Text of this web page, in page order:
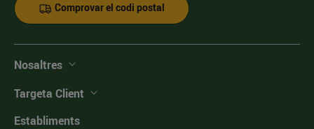
Comprovar el codi postal
Nosaltres
Targeta Client
Establiments